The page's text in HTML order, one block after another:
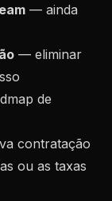
— ainda
— eliminar
de
contratação
ou as taxas